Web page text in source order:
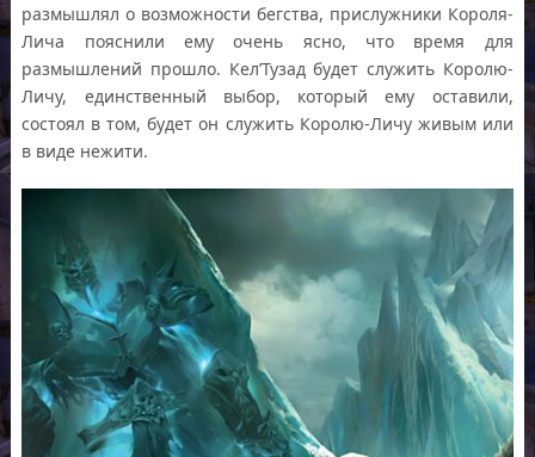
размышлял о возможности бегства, прислужники Короля-
Лича пояснили ему очень ясно, что время для
размышлений прошло. Кел’Тузад будет служить Королю-
Личу, единственный выбор, который ему оставили,
состоял в том, будет он служить Королю-Личу живым или
в виде нежити.